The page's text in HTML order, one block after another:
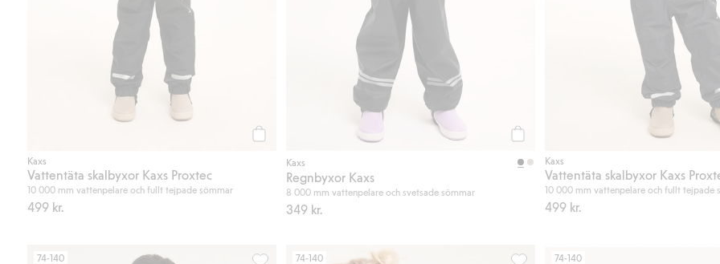
Kaxs
Vattentäta skalbyxor Kaxs Proxtec
10 000 mm vattenpelare och fullt tejpade sömmar
499 kr.
Kaxs
Regnbyxor Kaxs
8 000 mm vattenpelare och svetsade sömmar
349 kr.
Kaxs
Vattentäta skalbyxor Kaxs
10 000 mm vattenpelare och fullt tejpade
499 kr.
74-140 74-140 74-140